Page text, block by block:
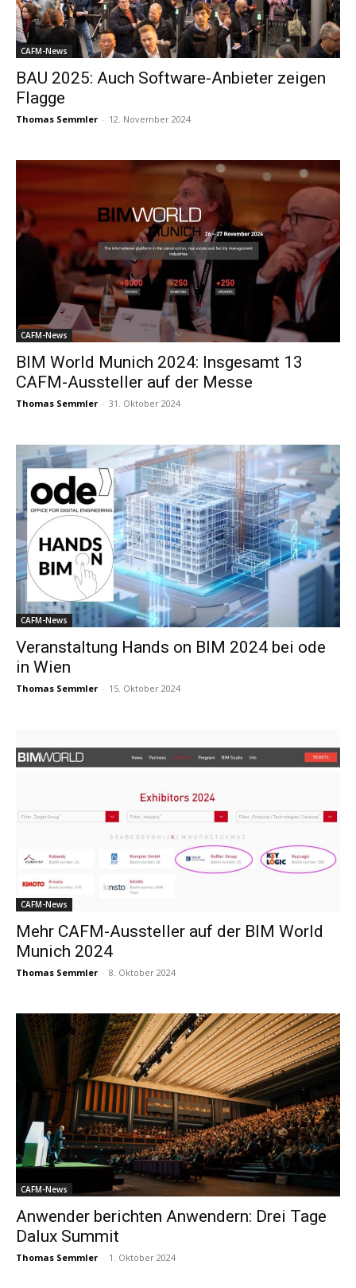
CAFM-News
BAU 2025: Auch Software-Anbieter zeigen
Flagge
Thomas Semmler - 12. November 2024
CAFM-News
BIM World Munich 2024: Insgesamt 13
CAFM-Aussteller auf der Messe
Thomas Semmler - 31. Oktober 2024
CAFM-News
Veranstaltung Hands on BIM 2024 bei ode
in Wien
Thomas Semmler - 15. Oktober 2024
CAFM-News
Mehr CAFM-Aussteller auf der BIM World
Munich 2024
Thomas Semmler - 8. Oktober 2024
CAFM-News
Anwender berichten Anwendern: Drei Tage
Dalux Summit
Thomas Semmler - 1. Oktober 2024